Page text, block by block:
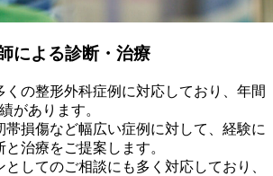
による診断・治療
くの整形外科症例に対応しており、年間
があります。
帯損傷など幅広い症例に対して、経験に
治療をご提案します。
してのご相談にも多く対応しており、